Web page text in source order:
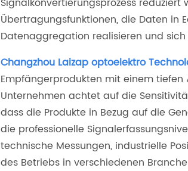
Übertragungsfunktionen, die Daten in
Datenaggregation realisieren und
Changzhou Laizap optoelektro
Empfängerprodukten mit einem
Unternehmen achtet auf die
dass die Produkte in Bezug auf die
die professionelle
technische Messungen, industrielle
des Betriebs in verschiedenen